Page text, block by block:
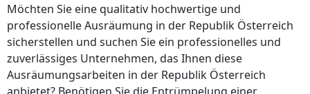
Möchten Sie eine qualitativ hochwertige und
professionelle Ausräumung in der Republik Österreich
sicherstellen und suchen Sie ein professionelles und
zuverlässiges Unternehmen, das Ihnen diese
Ausräumungsarbeiten in der Republik Österreich